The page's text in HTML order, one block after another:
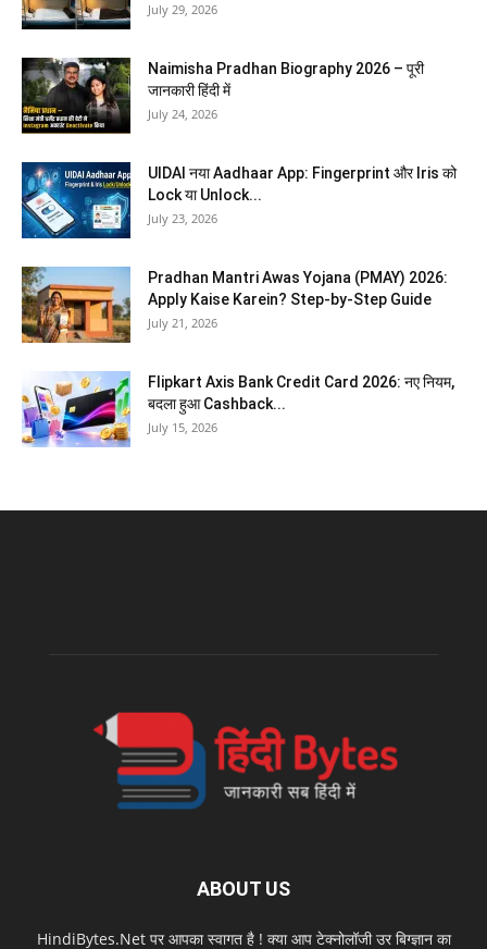
July 29, 2026
Naimisha Pradhan Biography 2026 – पूरी
जानकारी हिंदी में
July 24, 2026
UIDAI नया Aadhaar App: Fingerprint और Iris को
Lock या Unlock...
July 23, 2026
Pradhan Mantri Awas Yojana (PMAY) 2026:
Apply Kaise Karein? Step-by-Step Guide
July 21, 2026
Flipkart Axis Bank Credit Card 2026: नए नियम,
बदला हुआ Cashback...
July 15, 2026
ABOUT US
HindiBytes.Net पर आपका स्वागत है ! क्या आप टेक्नोलॉजी उर बिग्ज्ञान का